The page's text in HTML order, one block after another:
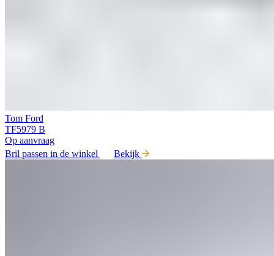
Tom Ford
TF5979 B
Op aanvraag
Bril passen in de winkel
Bekijk